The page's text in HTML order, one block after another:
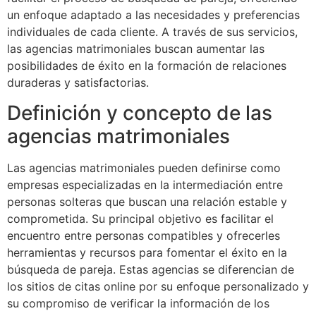
un enfoque adaptado a las necesidades y preferencias
individuales de cada cliente. A través de sus servicios,
las agencias matrimoniales buscan aumentar las
posibilidades de éxito en la formación de relaciones
duraderas y satisfactorias.
Definición y concepto de las
agencias matrimoniales
Las agencias matrimoniales pueden definirse como
empresas especializadas en la intermediación entre
personas solteras que buscan una relación estable y
comprometida. Su principal objetivo es facilitar el
encuentro entre personas compatibles y ofrecerles
herramientas y recursos para fomentar el éxito en la
búsqueda de pareja. Estas agencias se diferencian de
los sitios de citas online por su enfoque personalizado y
su compromiso de verificar la información de los